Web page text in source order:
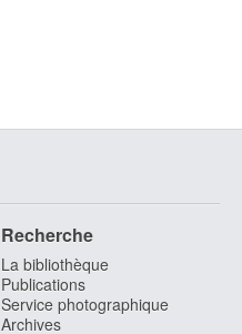
Recherche
La bibliothèque
Publications
Service photographique
Archives